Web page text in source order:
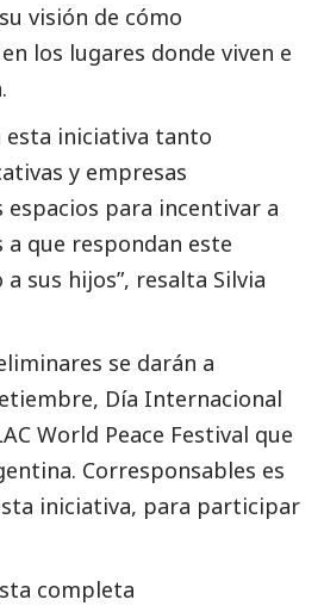
visión de cómo
los lugares donde viven e
esta iniciativa tanto
y empresas
espacios para incentivar a
que respondan este
sus hijos”, resalta Silvia
se darán a
Día Internacional
World Peace Festival que
Corresponsables es
iniciativa, para participar
completa